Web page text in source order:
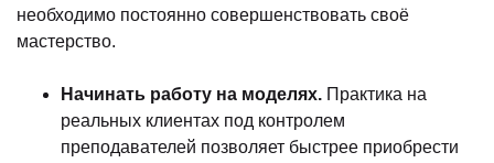
необходимо постоянно совершенствовать своё
мастерство.
Начинать работу на моделях. Практика на
реальных клиентах под контролем
преподавателей позволяет быстрее приобрести